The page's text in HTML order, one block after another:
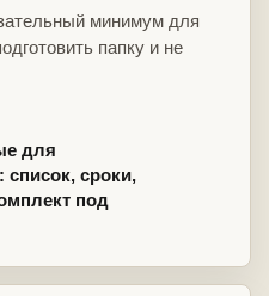
минимум для
папку и не
для
список, сроки,
под